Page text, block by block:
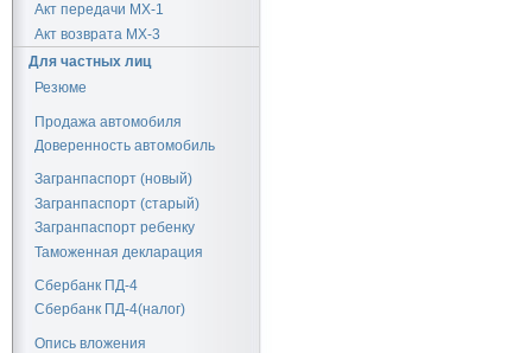
Акт передачи МХ-1
Акт возврата МХ-3
Для частных лиц
Резюме
Продажа автомобиля
Доверенность автомобиль
Загранпаспорт (новый)
Загранпаспорт (старый)
Загранпаспорт ребенку
Таможенная декларация
Сбербанк ПД-4
Сбербанк ПД-4(налог)
Опись вложения